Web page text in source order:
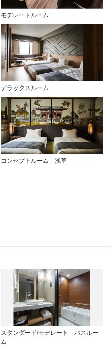
モデレートルーム
デラックスルーム
コンセプトルーム 浅草
スタンダード/モデレート バスルー
ム